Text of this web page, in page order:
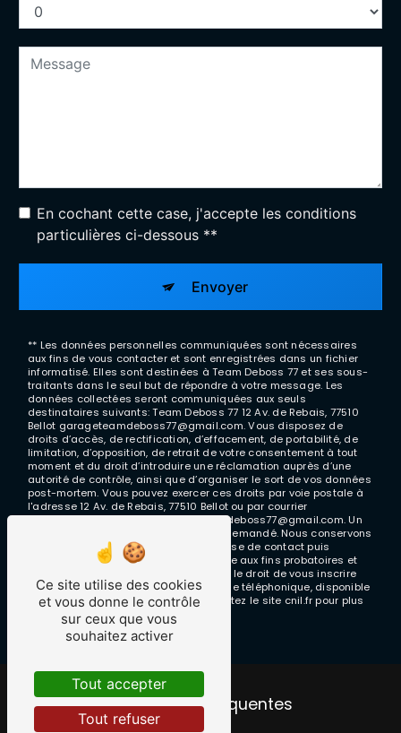
En cochant cette case, j'accepte les conditions
particulières ci-dessous **
Envoyer
** Les données personnelles communiquées sont nécessaires
aux fins de vous contacter et sont enregistrées dans un fichier
informatisé. Elles sont destinées à Team Deboss 77 et ses sous-
traitants dans le seul but de répondre à votre message. Les
données collectées seront communiquées aux seuls
destinataires suivants: Team Deboss 77 12 Av. de Rebais, 77510
Bellot garageteamdeboss77@gmail.com. Vous disposez de
droits d’accès, de rectification, d’effacement, de portabilité, de
limitation, d’opposition, de retrait de votre consentement à tout
moment et du droit d’introduire une réclamation auprès d’une
autorité de contrôle, ainsi que d’organiser le sort de vos données
post-mortem. Vous pouvez exercer ces droits par voie postale à
l'adresse 12 Av. de Rebais, 77510 Bellot ou par courrier
électronique à l'adresse garageteamdeboss77@gmail.com. Un
justificatif d'identité pourra vous être demandé. Nous conservons
vos données pendant la période de prise de contact puis
pendant la durée de prescription légale aux fins probatoires et
de gestion des contentieux. Vous avez le droit de vous inscrire
sur la liste d'opposition au démarchage téléphonique, disponible
à cette adresse:Bloctel.gouv.fr. Consultez le site cnil.fr pour plus
d’informations sur vos droits.
Recherches fréquentes
Ce site utilise des cookies
et vous donne le contrôle
sur ceux que vous
souhaitez activer
Tout accepter
Tout refuser